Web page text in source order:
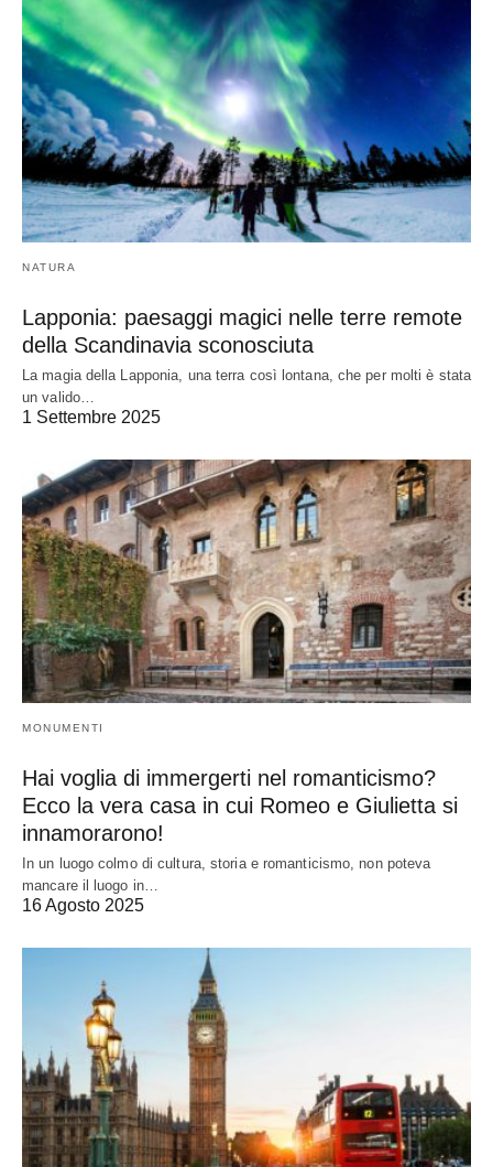
NATURA
Lapponia: paesaggi magici nelle terre remote
della Scandinavia sconosciuta
La magia della Lapponia, una terra così lontana, che per molti è stata
un valido…
1 Settembre 2025
MONUMENTI
Hai voglia di immergerti nel romanticismo?
Ecco la vera casa in cui Romeo e Giulietta si
innamorarono!
In un luogo colmo di cultura, storia e romanticismo, non poteva
mancare il luogo in…
16 Agosto 2025